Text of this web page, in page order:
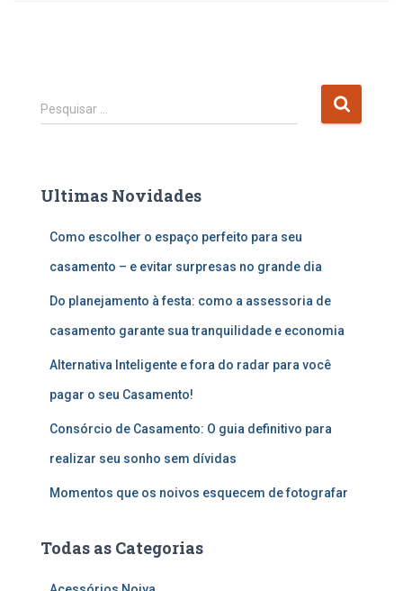
P
e
i
Pesquisar …
Ultimas Novidades
Como escolher o espaço perfeito para seu
casamento – e evitar surpresas no grande dia
Do planejamento à festa: como a assessoria de
casamento garante sua tranquilidade e economia
Alternativa Inteligente e fora do radar para você
pagar o seu Casamento!
Consórcio de Casamento: O guia definitivo para
realizar seu sonho sem dívidas
Momentos que os noivos esquecem de fotografar
Todas as Categorias